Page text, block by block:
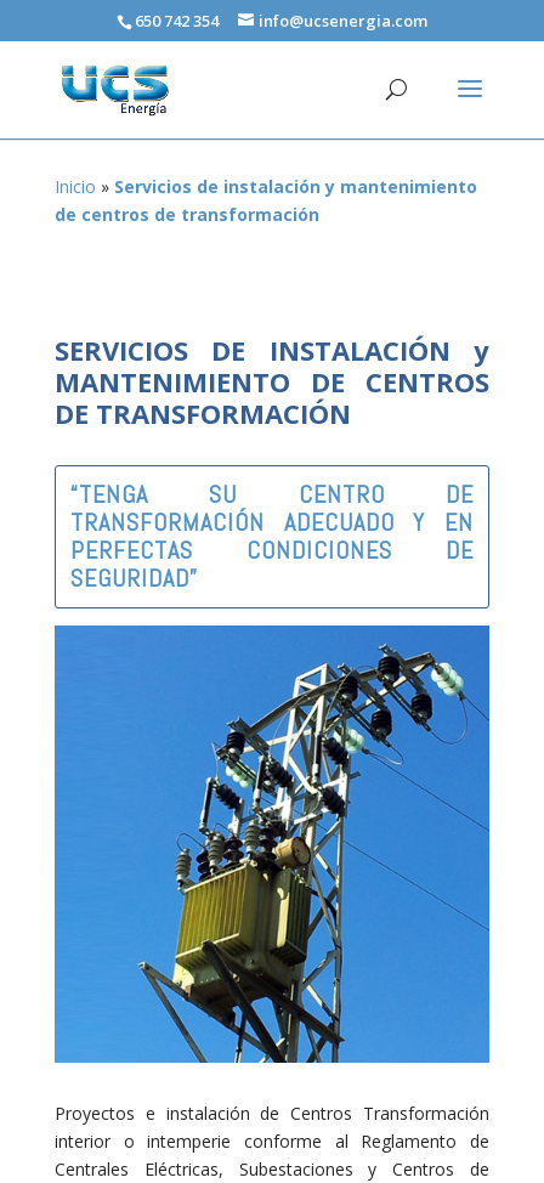
650 742 354 info@ucsenergia.com
Inicio » Servicios de instalación y mantenimiento
de centros de transformación
SERVICIOS DE INSTALACIÓN y
MANTENIMIENTO DE CENTROS
DE TRANSFORMACIÓN
“TENGA SU CENTRO DE
TRANSFORMACIÓN ADECUADO Y EN
PERFECTAS CONDICIONES DE
SEGURIDAD”
Proyectos e instalación de Centros Transformación
interior o intemperie conforme al Reglamento de
Centrales Eléctricas, Subestaciones y Centros de